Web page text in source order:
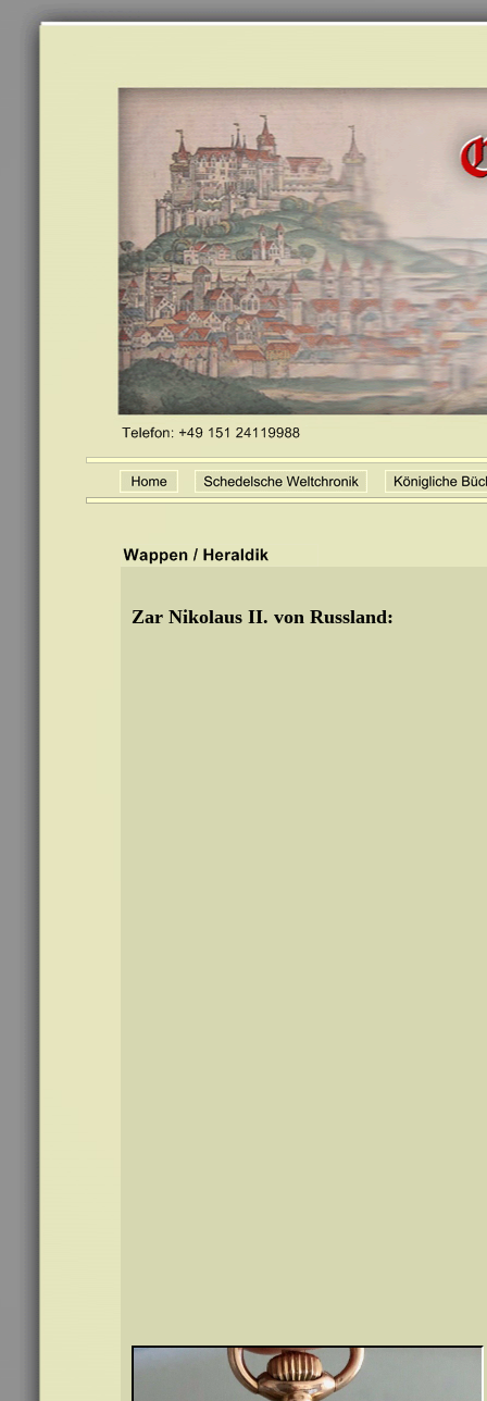
Zar Nikolaus II. von Russland: